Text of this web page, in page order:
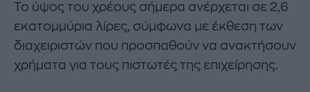
Το ύψος του χρέους σήμερα ανέρχεται σε 2,6
εκατομμύρια λίρες, σύμφωνα με έκθεση των
διαχειριστών που προσπαθούν να ανακτήσουν
χρήματα για τους πιστωτές της επιχείρησης.